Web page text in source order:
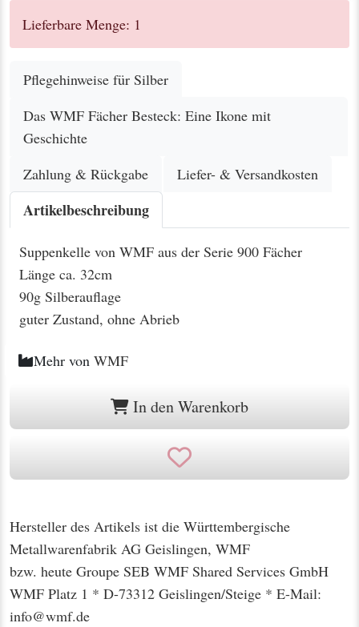
Lieferbare Menge: 1
Pflegehinweise für Silber
Das WMF Fächer Besteck: Eine Ikone mit
Geschichte
Zahlung & Rückgabe
Liefer- & Versandkosten
Artikelbeschreibung
Suppenkelle von WMF aus der Serie 900 Fächer
Länge ca. 32cm
90g Silberauflage
guter Zustand, ohne Abrieb
Mehr von WMF
In den Warenkorb
Hersteller des Artikels ist die Württembergische
Metallwarenfabrik AG Geislingen, WMF
bzw. heute Groupe SEB WMF Shared Services GmbH
WMF Platz 1 * D-73312 Geislingen/Steige * E-Mail:
info@wmf.de